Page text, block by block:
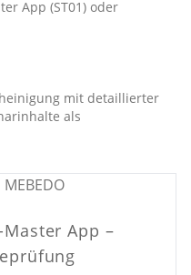
App (ST01) oder
mit detaillierter
als
App –